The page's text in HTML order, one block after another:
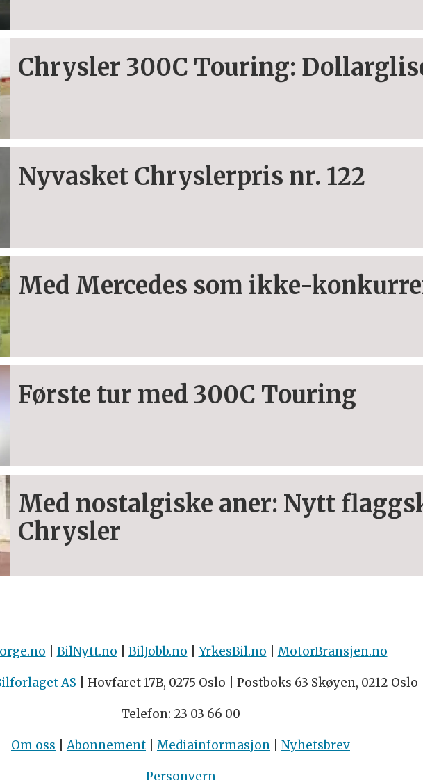
Chrysler 300C Touring:
Nyvasket Chryslerpris nr. 122
Med Mercedes som ikke-
Første tur med 300C Touring
Med nostalgiske aner: Nytt
Chrysler
BilNytt.no BilJobb.no YrkesBil.no MotorBransjen.no
AS | Hovfaret 17B, 0275 Oslo | Postboks 63 Skøyen, 0212 Oslo
Telefon: 23 03 66 00
Om oss |Abonnement Mediainformasjon Nyhetsbrev
Personvern